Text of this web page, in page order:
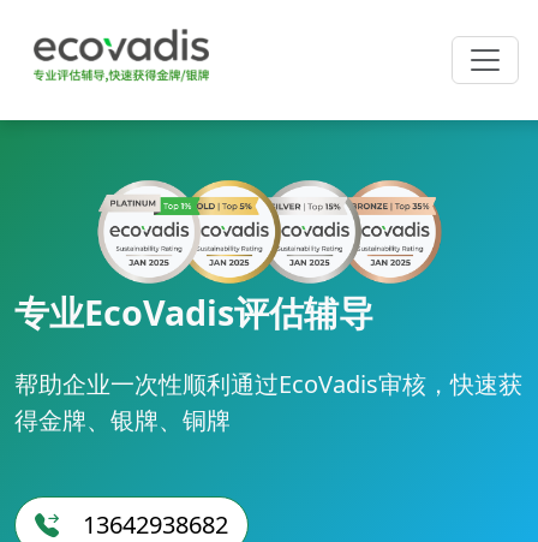
专业EcoVadis评估辅导
帮助企业一次性顺利通过EcoVadis审核，快速获
得金牌、银牌、铜牌
13642938682